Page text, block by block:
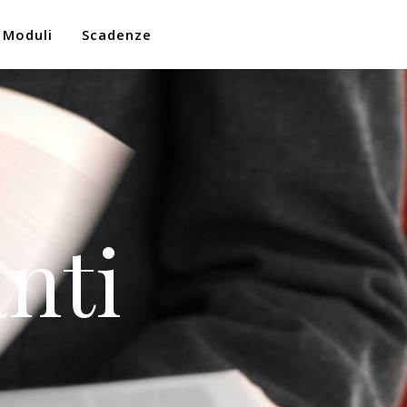
Moduli Scadenze